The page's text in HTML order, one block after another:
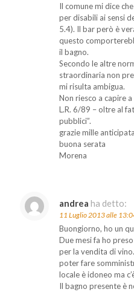
Il comune mi dice
per disabili ai sensi
5.4). Il bar però è
questo
il bagno.
Secondo le altre
straordinaria non
mi risulta ambigua.
Non riesco a capire
L.R. 6/89 – oltre al
pubblici”.
grazie mille
buona serata
Morena
andrea ha detto:
11 Luglio 2013 alle
Buongiorno, ho un
Due mesi fa ho
per la vendita di
poter fare
locale è idoneo ma
Il bagno presente è